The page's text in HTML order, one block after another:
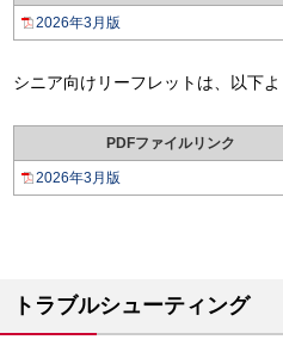
2026年3月版
シニア向けリーフレットは、以下
PDFファイルリンク
2026年3月版
トラブルシューティング